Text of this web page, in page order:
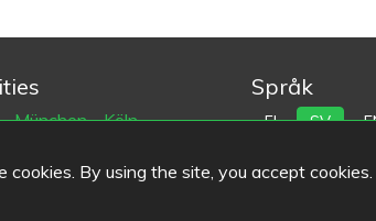
By using the site, you accept
München Köln
Oulu Kuopio Lahti
Språk
FI SV